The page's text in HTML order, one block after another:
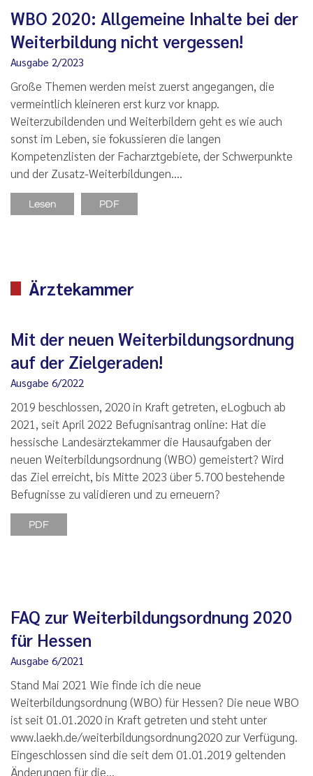
WBO 2020: Allgemeine Inhalte bei der
Weiterbildung nicht vergessen!
Ausgabe 2/2023
Große Themen werden meist zuerst angegangen, die
vermeintlich kleineren erst kurz vor knapp.
Weiterzubildenden und Weiterbildern geht es wie auch
sonst im Leben, sie fokussieren die langen
Kompetenzlisten der Facharztgebiete, der Schwerpunkte
und der Zusatz-Weiterbildungen.…
Lesen PDF
Ärztekammer
Mit der neuen Weiterbildungsordnung
auf der Zielgeraden!
Ausgabe 6/2022
2019 beschlossen, 2020 in Kraft getreten, eLogbuch ab
2021, seit April 2022 Befugnisantrag online: Hat die
hessische Landesärztekammer die Hausaufgaben der
neuen Weiterbildungsordnung (WBO) gemeistert? Wird
das Ziel erreicht, bis Mitte 2023 über 5.700 bestehende
Befugnisse zu validieren und zu erneuern?
PDF
FAQ zur Weiterbildungsordnung 2020
für Hessen
Ausgabe 6/2021
Stand Mai 2021 Wie finde ich die neue
Weiterbildungsordnung (WBO) für Hessen? Die neue WBO
ist seit 01.01.2020 in Kraft getreten und steht unter
www.laekh.de/weiterbildungsordnung2020 zur Verfügung.
Eingeschlossen sind die seit dem 01.01.2019 geltenden
Änderungen für die…